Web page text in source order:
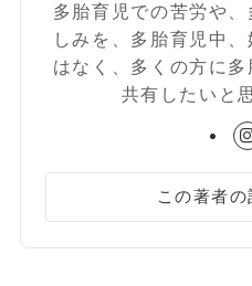
多胎育児での苦労や
しみを、多胎育児中
はなく、多くの方に多
共有したいと
この著者